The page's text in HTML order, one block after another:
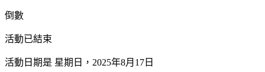
倒數
活動已結束
活動日期是 星期日，2025年8月17日